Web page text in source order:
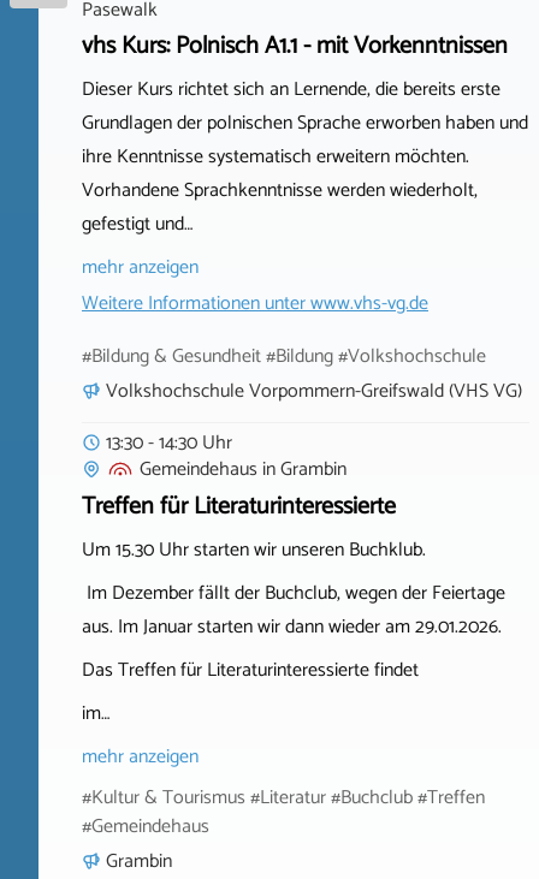
Pasewalk
vhs Kurs: Polnisch A1.1 - mit Vorkenntnissen
Dieser Kurs richtet sich an Lernende, die bereits erste
Grundlagen der polnischen Sprache erworben haben und
ihre Kenntnisse systematisch erweitern möchten.
Vorhandene Sprachkenntnisse werden wiederholt,
gefestigt und…
mehr anzeigen
Weitere Informationen unterwww.vhs-vg.de
#Bildung & Gesundheit #Bildung #Volkshochschule
Volkshochschule Vorpommern-Greifswald (VHS VG)
13:30 - 14:30 Uhr
Gemeindehaus inGrambin
Treffen für Literaturinteressierte
Um 15.30 Uhr starten wir unseren Buchklub.
Im Dezember fällt der Buchclub, wegen der Feiertage
aus. Im Januar starten wir dann wieder am 29.01.2026.
Das Treffen für Literaturinteressierte findet
im…
mehr anzeigen
#Kultur & Tourismus #Literatur #Buchclub #Treffen
#Gemeindehaus
Grambin